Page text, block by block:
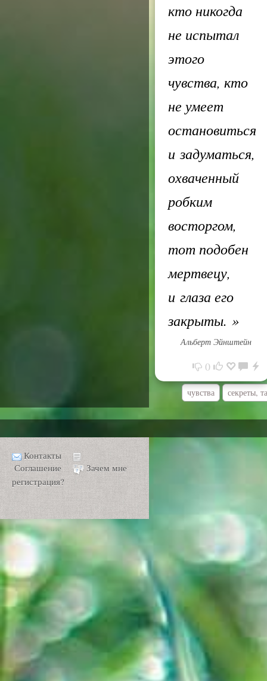
кто никогда
не испытал
этого
чувства, кто
не умеет
остановиться
и задуматься,
охваченный
робким
восторгом,
тот подобен
мертвецу,
и глаза его
закрыты. »
Альберт Эйнштейн
0
чувства секреты,
Контакты
Соглашение
Зачем мне
регистрация?